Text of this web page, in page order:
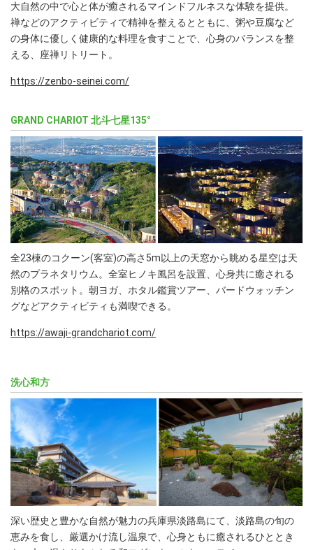
大自然の中で心と体が癒されるマインドフルネスな体験を提供。
禅などのアクティビティで精神を整えるとともに、粥や豆腐など
の身体に優しく健康的な料理を食すことで、心身のバランスを整
える、座禅リトリート。
https://zenbo-seinei.com/
GRAND CHARIOT 北斗七星135°
全23棟のコクーン(客室)の高さ5m以上の天窓から眺める星空は天
然のプラネタリウム。全室ヒノキ風呂を設置、心身共に癒される
別格のスポット。朝ヨガ、ホタル鑑賞ツアー、バードウォッチン
グなどアクティビティも満喫できる。
https://awaji-grandchariot.com/
洗心和方
深い歴史と豊かな自然が魅力の兵庫県淡路島にて、淡路島の旬の
恵みを食し、厳選かけ流し温泉で、心身ともに癒されるひととき